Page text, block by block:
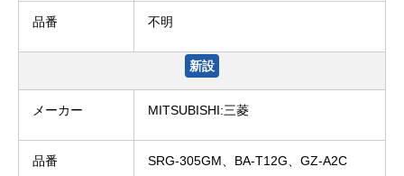
品番 不明
新設
メーカー MITSUBISHI:三菱
品番 SRG-305GM、BA-T12G、GZ-A2C